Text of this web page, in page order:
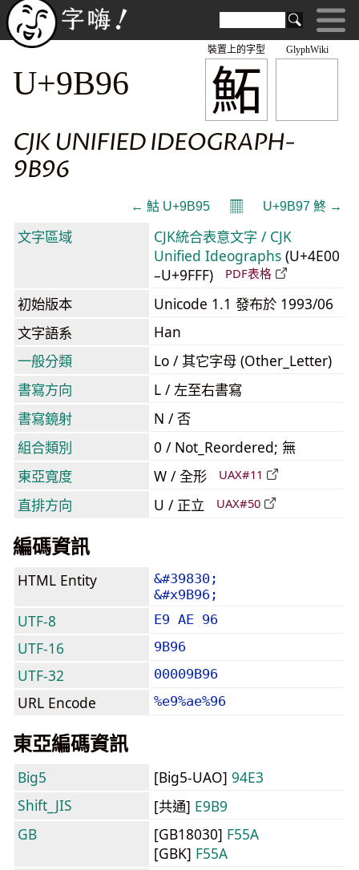
GlyphWiki
鮖
裝置上的字型
U+9B96
CJK UNIFIED IDEOGRAPH-
9B96
← 鮕 U+9B95 𝄜 U+9B97 鮗 →
文字區域
CJK統合表意文字 / CJK
Unified Ideographs (U+4E00
–U+9FFF)
PDF表格
初始版本
Unicode 1.1 發布於 1993/06
文字語系
Han
一般分類
Lo / 其它字母 (Other_Letter)
書寫方向
L / 左至右書寫
書寫鏡射
N / 否
組合類別
0 / Not_Reordered; 無
東亞寬度
W / 全形 UAX#11
直排方向 U / 正立 UAX#50
編碼資訊
HTML Entity
&#39830;
&#x9B96;
UTF-8 E9 AE 96
UTF-16 9B96
UTF-32 00009B96
URL Encode %e9%ae%96
東亞編碼資訊
Big5 [Big5-UAO] 94E3
Shift_JIS
[共通] E9B9
GB
[GB18030] F55A
[GBK] F55A